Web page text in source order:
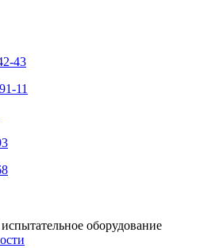
43
11
оборудование